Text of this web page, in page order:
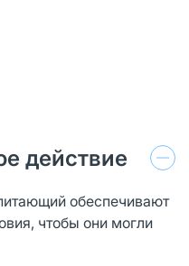
действие
обеспечивают
чтобы они могли